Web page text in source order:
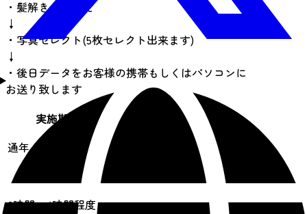
・髪解き、着替え
↓
・写真セレクト(5枚セレクト出来ます)
↓
・後日データをお客様の携帯もしくはパソコンに
お送り致します
実施期間
通年
3時間～4時間程度